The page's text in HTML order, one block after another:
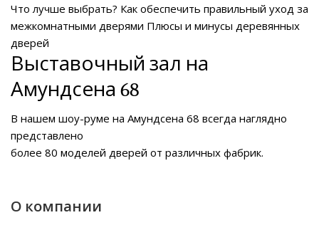
Что лучше выбрать? Как обеспечить правильный уход за
межкомнатными дверями Плюсы и минусы деревянных
дверей
Выставочный зал на
Амундсена 68
В нашем шоу-руме на Амундсена 68 всегда наглядно
представлено
более 80 моделей дверей от различных фабрик.
О компании